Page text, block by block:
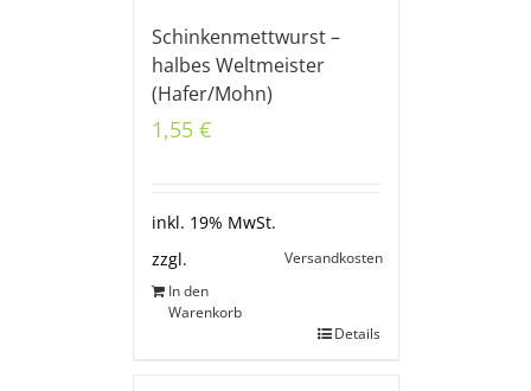
Schinkenmettwurst –
halbes Weltmeister
(Hafer/Mohn)
1,55 €
inkl. 19% MwSt.
zzgl.
Versandkosten
In den
Warenkorb
Details